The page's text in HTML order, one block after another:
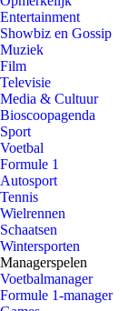
Entertainment
Showbiz en Gossip
Muziek
Film
Televisie
Media & Cultuur
Bioscoopagenda
Sport
Voetbal
Formule 1
Autosport
Tennis
Wielrennen
Schaatsen
Wintersporten
Managerspelen
Voetbalmanager
Formule 1-manager